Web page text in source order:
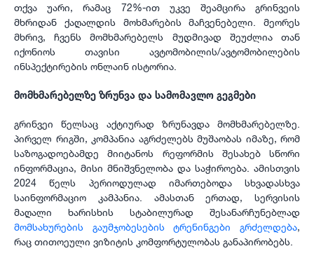
თქვა უარი, რამაც 72%-ით უკვე შეამცირა გრინვეის
მხრიდან ქაღალდის მოხმარების მაჩვენებელი. მეორეს
მხრივ, ჩვენს მომხმარებელს მუდმივად შეუძლია თან
იქონიოს თავისი ავტომობილის/ავტომობილების
ინსპექტირების ონლაინ ისტორია.
მომხმარებელზე ზრუნვა და სამომავლო გეგმები
გრინვეი წელსაც აქტიურად ზრუნავდა მომხმარებელზე.
პირველ რიგში, კომპანია აგრძელებს მუშაობას იმაზე, რომ
საზოგადოებამდე მიიტანოს რეფორმის შესახებ სწორი
ინფორმაცია, მისი მნიშვნელობა და საჭიროება. ამისთვის
2024 წელს პერიოდულად იმართებოდა სხვადასხვა
საინფორმაციო კამპანია. ამასთან ერთად, სერვისის
მაღალი ხარისხის სტაბილურად შესანარჩუნებლად
მომსახურების გაუმჯობესების ტრენინგები გრძელდება,
რაც თითოეული ვიზიტის კომფორტულობას განაპირობებს.